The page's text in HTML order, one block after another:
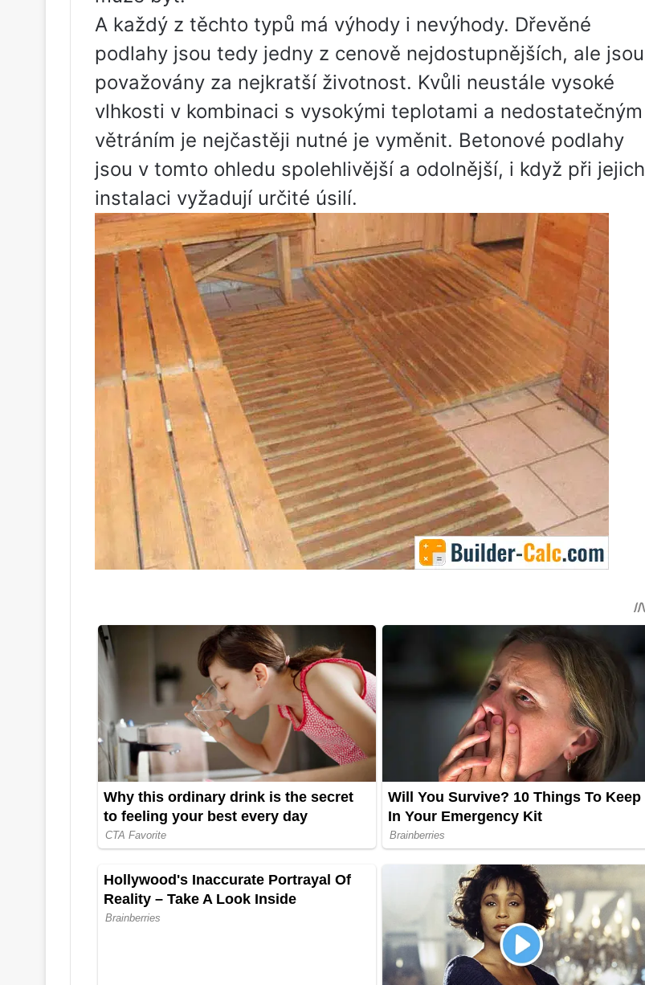
A každý z těchto typů má výhody i nevýhody. Dřevěné
podlahy jsou tedy jedny z cenově nejdostupnějších, ale jsou
považovány za nejkratší životnost. Kvůli neustále vysoké
vlhkosti v kombinaci s vysokými teplotami a nedostatečným
větráním je nejčastěji nutné je vyměnit. Betonové podlahy
jsou v tomto ohledu spolehlivější a odolnější, i když při jejich
instalaci vyžadují určité úsilí.